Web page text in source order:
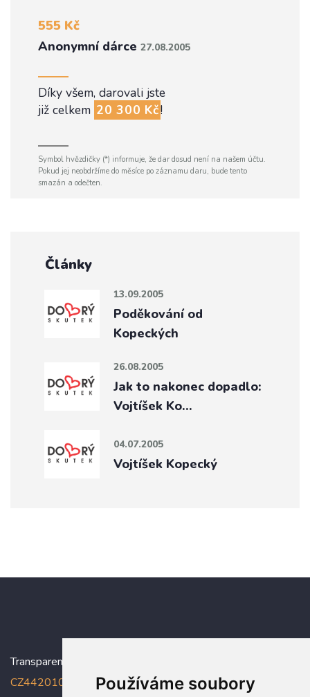
Používáme soubory
555 Kč
Anonymní dárce 27.08.2005
Díky všem, darovali jste
již celkem 20 300 Kč!
Symbol hvězdičky (*) informuje, že dar dosud není na našem účtu.
Pokud jej neobdržíme do měsíce po záznamu daru, bude tento
smazán a odečten.
Články
13.09.2005
Poděkování od
Kopeckých
26.08.2005
Jak to nakonec dopadlo:
Vojtíšek Ko…
04.07.2005
Vojtíšek Kopecký
Transparentní účet:
CZ4420100000005005005006